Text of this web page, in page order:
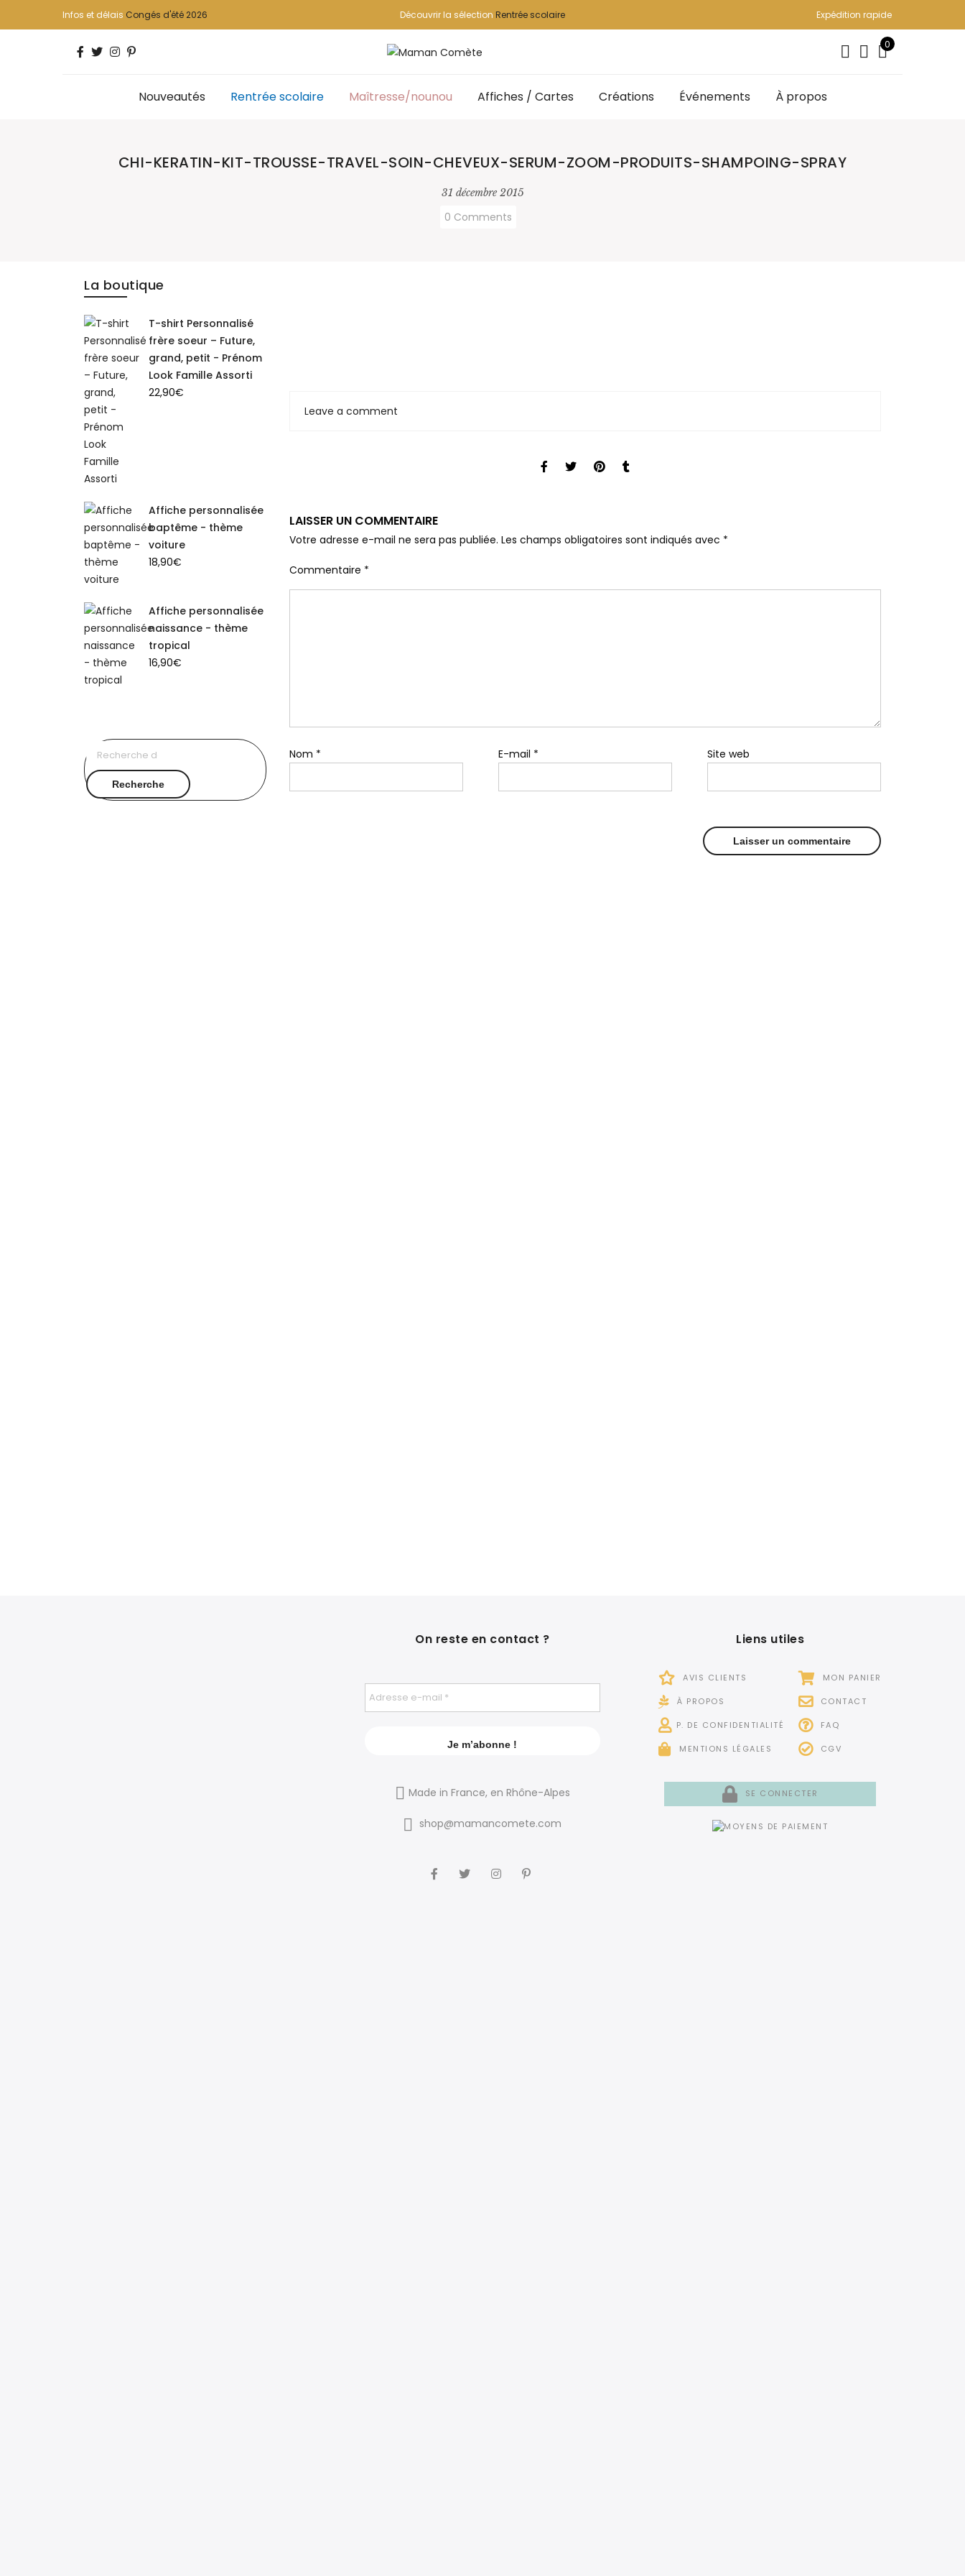
Infos et délais Congés d'été 2026 Découvrir la sélection Rentrée scolaire Expédition rapide
0
Nouveautés Rentrée scolaire Maîtresse/nounou Affiches / Cartes Créations Événements À propos
CHI-KERATIN-KIT-TROUSSE-TRAVEL-SOIN-CHEVEUX-SERUM-ZOOM-PRODUITS-SHAMPOING-SPRAY
31 décembre 2015
0 Comments
Leave a comment
LAISSER UN COMMENTAIRE
Votre adresse e-mail ne sera pas publiée. Les champs obligatoires sont indiqués avec *
Commentaire *
Nom * E-mail * Site web
La boutique
T-shirt Personnalisé
frère soeur – Future,
grand, petit - Prénom
Look Famille Assorti
22,90€
Affiche personnalisée
baptême - thème
voiture
18,90€
Affiche personnalisée
naissance - thème
tropical
16,90€
pour :
Recherche
On reste en contact ?
Made in France, en Rhône-Alpes
shop@mamancomete.com
Liens utiles
AVIS CLIENTS
À PROPOS
P. DE CONFIDENTIALITÉ
MENTIONS LÉGALES
MON PANIER
CONTACT
FAQ
CGV
SE CONNECTER